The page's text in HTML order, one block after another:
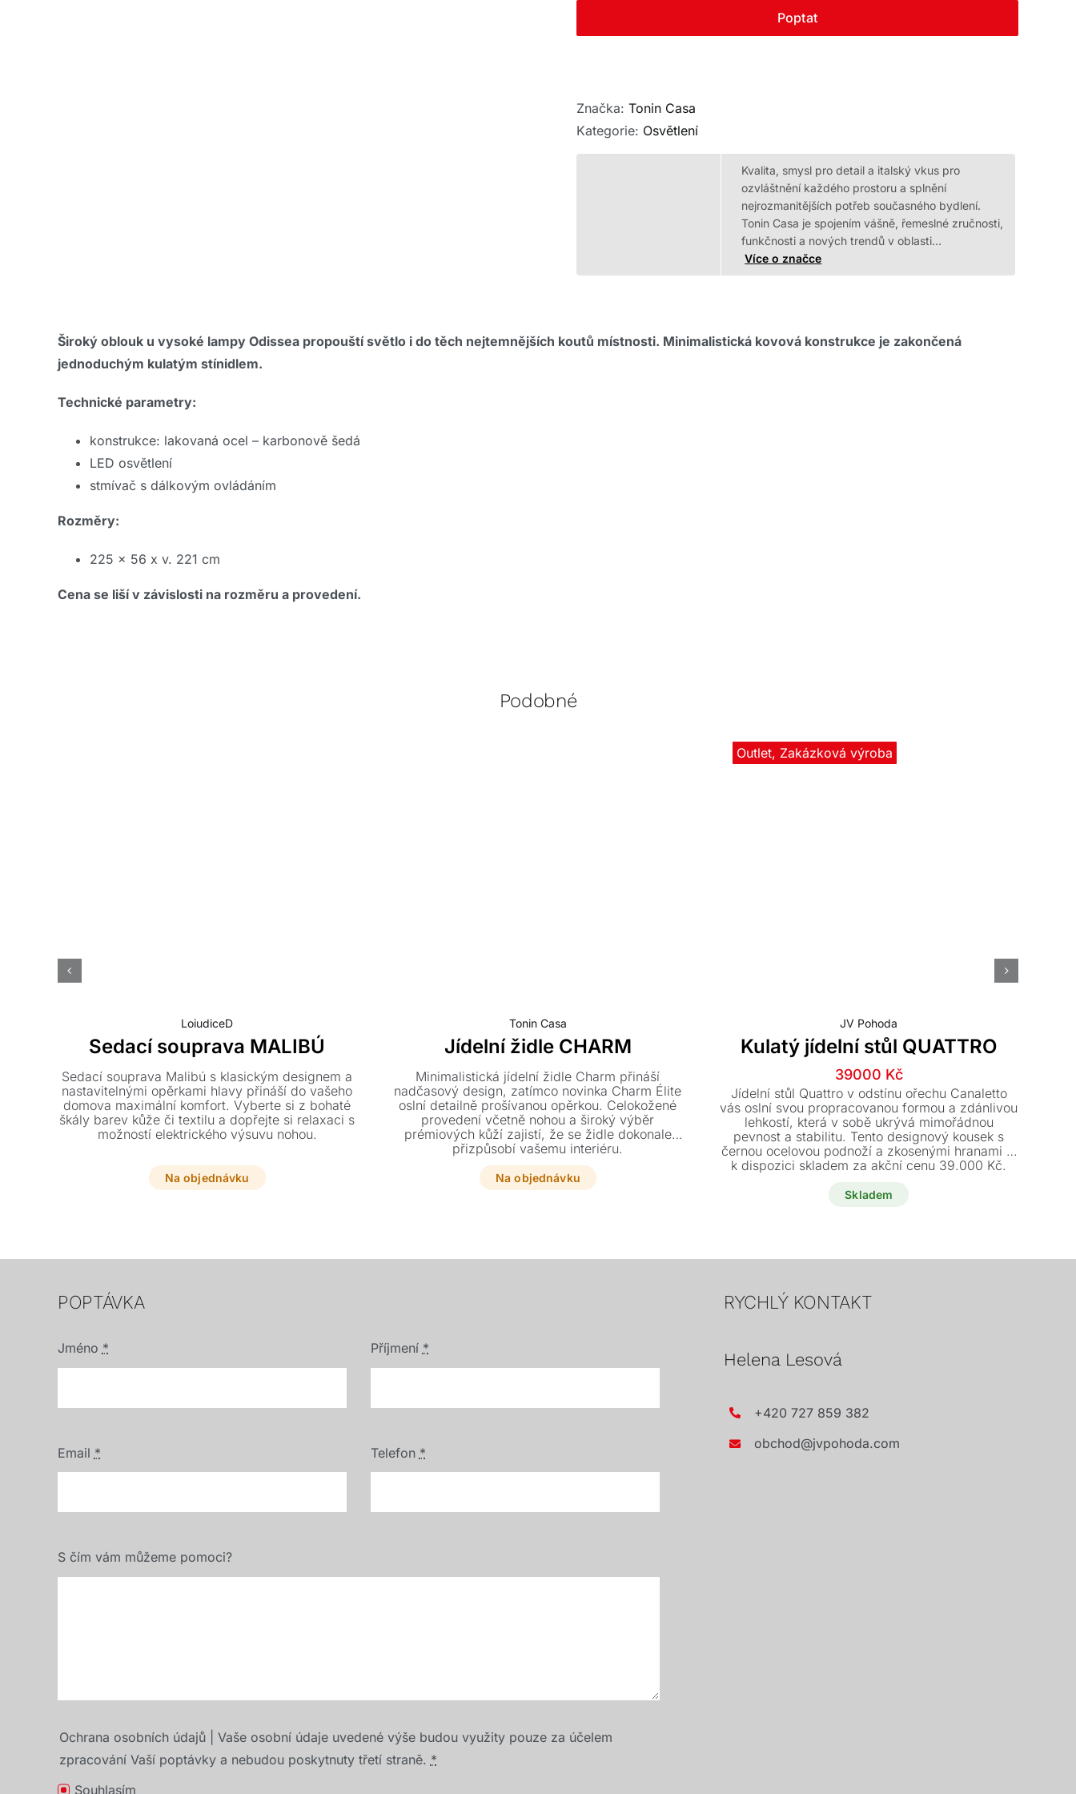
Poptat
Značka: Tonin Casa
Kategorie: Osvětlení
Kvalita, smysl pro detail a italský vkus pro
ozvláštnění každého prostoru a splnění
nejrozmanitějších potřeb současného bydlení.
Tonin Casa je spojením vášně, řemeslné zručnosti,
funkčnosti a nových trendů v oblasti…
Více o značce
Široký oblouk u vysoké lampy Odissea propouští světlo i do těch nejtemnějších koutů místnosti. Minimalistická kovová konstrukce je zakončená
jednoduchým kulatým stínidlem.
Technické parametry:
konstrukce: lakovaná ocel – karbonově šedá
LED osvětlení
stmívač s dálkovým ovládáním
Rozměry:
225 x 56 x v. 221 cm
Cena se liší v závislosti na rozměru a provedení.
Podobné
LoiudiceD
Sedací souprava MALIBÚ
Sedací souprava Malibú s klasickým designem a
nastavitelnými opěrkami hlavy přináší do vašeho
domova maximální komfort. Vyberte si z bohaté
škály barev kůže či textilu a dopřejte si relaxaci s
možností elektrického výsuvu nohou.
Na objednávku
Tonin Casa
Jídelní židle CHARM
Minimalistická jídelní židle Charm přináší
nadčasový design, zatímco novinka Charm Élite
oslní detailně prošívanou opěrkou. Celokožené
provedení včetně nohou a široký výběr
prémiových kůží zajistí, že se židle dokonale
přizpůsobí vašemu interiéru.
Na objednávku
Outlet, Zakázková výroba
JV Pohoda
Kulatý jídelní stůl QUATTRO
Původní
cena
byla:
66600 Kč.
39000 Kč
Aktuální
cena
je:
39000 Kč.
Jídelní stůl Quattro v odstínu ořechu Canaletto
vás oslní svou propracovanou formou a zdánlivou
lehkostí, která v sobě ukrývá mimořádnou
pevnost a stabilitu. Tento designový kousek s
černou ocelovou podnoží a zkosenými hranami je
k dispozici skladem za akční cenu 39.000 Kč.
Skladem
POPTÁVKA
Jméno * Příjmení *
Email * Telefon *
S čím vám můžeme pomoci?
Ochrana osobních údajů | Vaše osobní údaje uvedené výše budou využity pouze za účelem
zpracování Vaší poptávky a nebudou poskytnuty třetí straně. *
Souhlasím
RYCHLÝ KONTAKT
Helena Lesová
+420 727 859 382
obchod@jvpohoda.com